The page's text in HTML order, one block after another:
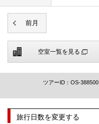
空室一覧を見る
ツアーID：OS-388500
旅行日数を変更する